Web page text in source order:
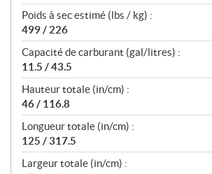
Poids à sec estimé (lbs / kg) :
499 / 226
Capacité de carburant (gal/litres) :
11.5 / 43.5
Hauteur totale (in/cm) :
46 / 116.8
Longueur totale (in/cm) :
125 / 317.5
Largeur totale (in/cm) :